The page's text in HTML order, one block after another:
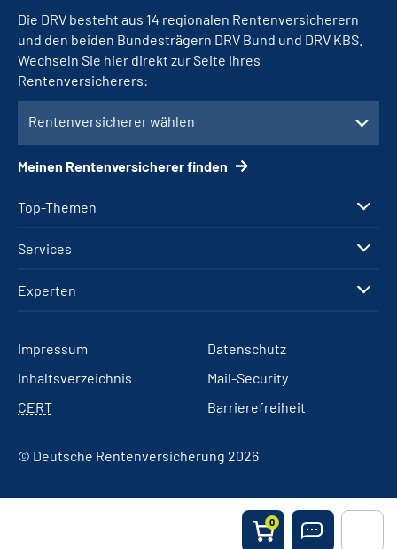
0
Top-Themen
Services
Experten
Die DRV besteht aus 14 regionalen Rentenversicherern
und den beiden Bundesträgern DRV Bund und DRV KBS.
Wechseln Sie hier direkt zur Seite Ihres
Rentenversicherers:
Rentenversicherer wählen
Meinen Rentenversicherer finden
Impressum
Datenschutz
Inhaltsverzeichnis
Mail-Security
CERT
Barrierefreiheit
© Deutsche Rentenversicherung 2026